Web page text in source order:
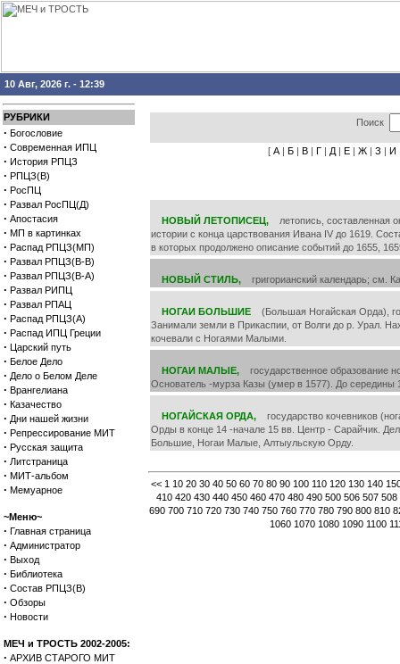
10 Авг, 2026 г. - 12:39
РУБРИКИ
· Богословие
· Современная ИПЦ
· История РПЦЗ
· РПЦЗ(В)
· РосПЦ
· Развал РосПЦ(Д)
· Апостасия
· МП в картинках
· Распад РПЦЗ(МП)
· Развал РПЦЗ(В-В)
· Развал РПЦЗ(В-А)
· Развал РИПЦ
· Развал РПАЦ
· Распад РПЦЗ(А)
· Распад ИПЦ Греции
· Царский путь
· Белое Дело
· Дело о Белом Деле
· Врангелиана
· Казачество
· Дни нашей жизни
· Репрессирование МИТ
· Русская защита
· Литстраница
· МИТ-альбом
· Мемуарное
~Меню~
· Главная страница
· Администратор
· Выход
· Библиотека
· Состав РПЦЗ(В)
· Обзоры
· Новости
МЕЧ и ТРОСТЬ 2002-2005:
· АРХИВ СТАРОГО МИТ
Поиск
[ А | Б | В | Г | Д | Е | Ж | З | И
НОВЫЙ ЛЕТОПИСЕЦ, летопись, составленная
истории с конца царствования Ивана IV до 1619.
в которых продолжено описание событий до 1655,
НОВЫЙ СТИЛЬ, григорианский календарь; см.
НОГАИ БОЛЬШИЕ (Большая Ногайская Орда),
Занимали земли в Прикаспии, от Волги до р. Урал.
кочевали с Ногаями Малыми.
НОГАИ МАЛЫЕ, государственное образование
Основатель -мурза Казы (умер в 1577). До середины
НОГАЙСКАЯ ОРДА, государство кочевников
Орды в конце 14 -начале 15 вв. Центр - Сарайчик.
Большие, Ногаи Малые, Алтыульскую Орду.
<< 1 10 20 30 40 50 60 70 80 90 100 110 120 130 140
410 420 430 440 450 460 470 480 490 500 506 507 508
690 700 710 720 730 740 750 760 770 780 790 800 810
1060 1070 1080 1090 1100